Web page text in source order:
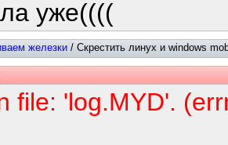
уже((((
железки / Скрестить линух и windows
file: 'log.MYD'.